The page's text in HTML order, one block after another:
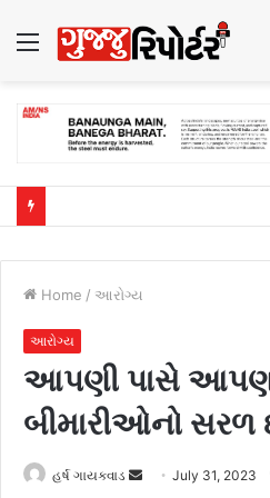
Menu
Home / આરોગ્ય
આરોગ્ય
આપણી પાસે
બીમારીઓનો
હર્ષ ગાયક્વાડ July 31, 2023